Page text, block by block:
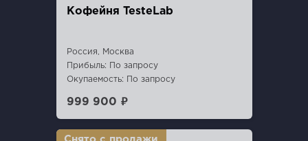
Кофейня TesteLab
Россия, Москва
Прибыль: По запросу
Окупаемость: По запросу
999 900 ₽